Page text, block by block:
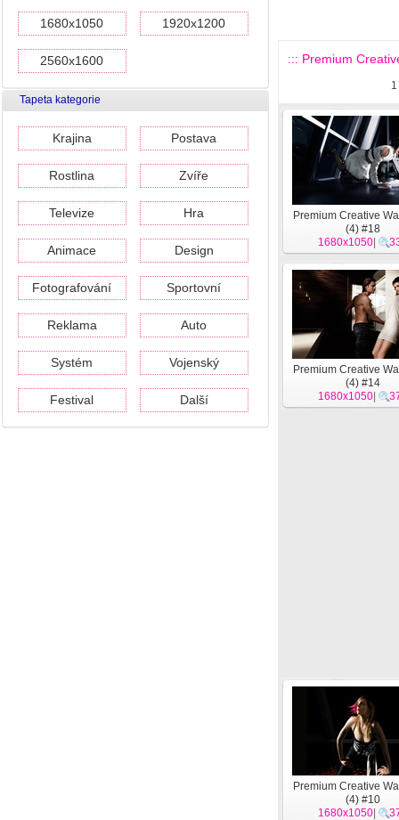
1680x1050 1920x1200
2560x1600
Tapeta kategorie
Krajina Postava
Rostlina Zvíře
Televize Hra
Animace Design
Fotografování Sportovní
Reklama Auto
Systém Vojenský
Festival Další
::: Premium
1
Premium Creative
(4) #18
1680x1050
Premium Creative
(4) #14
1680x1050
Premium Creative
(4) #10
1680x1050